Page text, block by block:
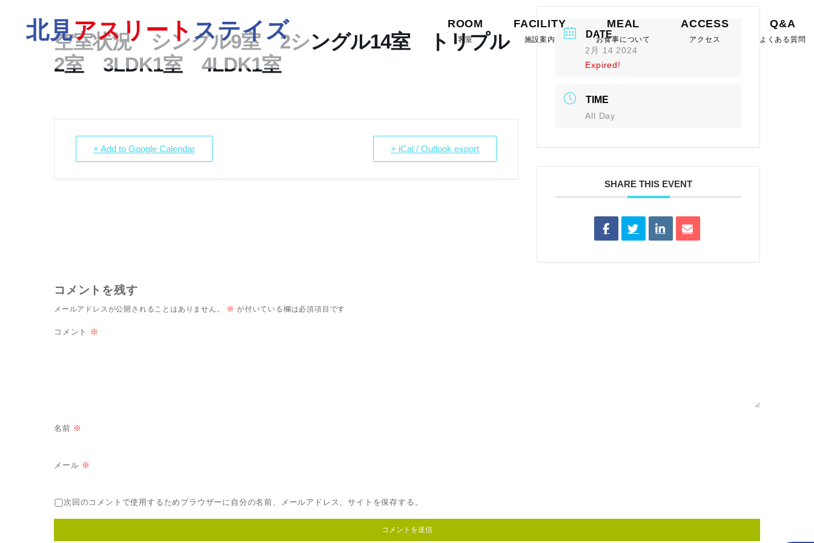
北見アスリート ステイズ ROOM
客室
FACILITY
施設案内
MEAL
お食事について
ACCESS
アクセス
Q&A
よくある質問
空室状況 シングル9室 2シングル14室 トリプル
2室 3LDK1室 4LDK1室
+ Add to Google Calendar + iCal / Outlook export
DATE
2月 14 2024
Expired!
TIME
All Day
SHARE THIS EVENT
コメントを残す
メールアドレスが公開されることはありません。 ※ が付いている欄は必須項目です
コメント ※
名前 ※
メール ※
次回のコメントで使用するためブラウザーに自分の名前、メールアドレス、サイトを保存する。